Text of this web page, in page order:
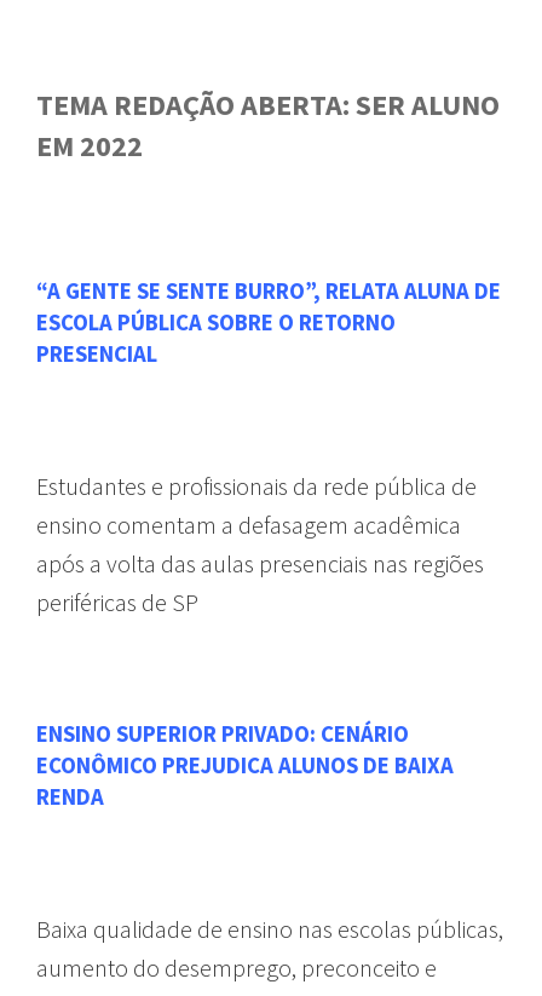
TEMA REDAÇÃO ABERTA: SER ALUNO
EM 2022
“A GENTE SE SENTE BURRO”, RELATA ALUNA DE
ESCOLA PÚBLICA SOBRE O RETORNO
PRESENCIAL
Estudantes e profissionais da rede pública de
ensino comentam a defasagem acadêmica
após a volta das aulas presenciais nas regiões
periféricas de SP
ENSINO SUPERIOR PRIVADO: CENÁRIO
ECONÔMICO PREJUDICA ALUNOS DE BAIXA
RENDA
Baixa qualidade de ensino nas escolas públicas,
aumento do desemprego, preconceito e